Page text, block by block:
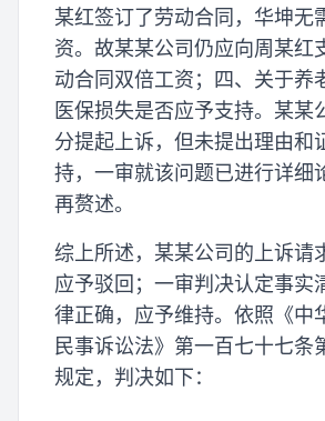
某红签订了劳动合同，华坤无
资。故某某公司仍应向周某红
动合同双倍工资；四、关于养
医保损失是否应予支持。某某
分提起上诉，但未提出理由和
持，一审就该问题已进行详细
再赘述。
综上所述，某某公司的上诉请
应予驳回；一审判决认定事实
律正确，应予维持。依照《中
民事诉讼法》第一百七十七条
规定，判决如下：